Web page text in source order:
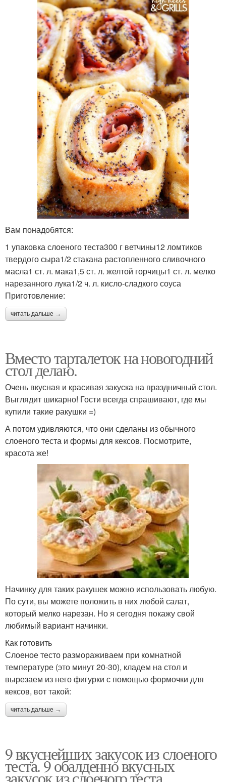
Вам понадобятся:
1 упаковка слоеного теста300 г ветчины12 ломтиков
твердого сыра1/2 стакана растопленного сливочного
масла1 ст. л. мака1,5 ст. л. желтой горчицы1 ст. л. мелко
нарезанного лука1/2 ч. л. кисло-сладкого соуса
Приготовление:
читать дальше →
Вместо тарталеток на новогодний
стол делаю.
Очень вкусная и красивая закуска на праздничный стол.
Выглядит шикарно! Гости всегда спрашивают, где мы
купили такие ракушки =)
А потом удивляются, что они сделаны из обычного
слоеного теста и формы для кексов. Посмотрите,
красота же!
Начинку для таких ракушек можно использовать любую.
По сути, вы можете положить в них любой салат,
который мелко нарезан. Но я сегодня покажу свой
любимый вариант начинки.
Как готовить
Слоеное тесто размораживаем при комнатной
температуре (это минут 20-30), кладем на стол и
вырезаем из него фигурки с помощью формочки для
кексов, вот такой:
читать дальше →
9 вкуснейших закусок из слоеного
теста. 9 обалденно вкусных